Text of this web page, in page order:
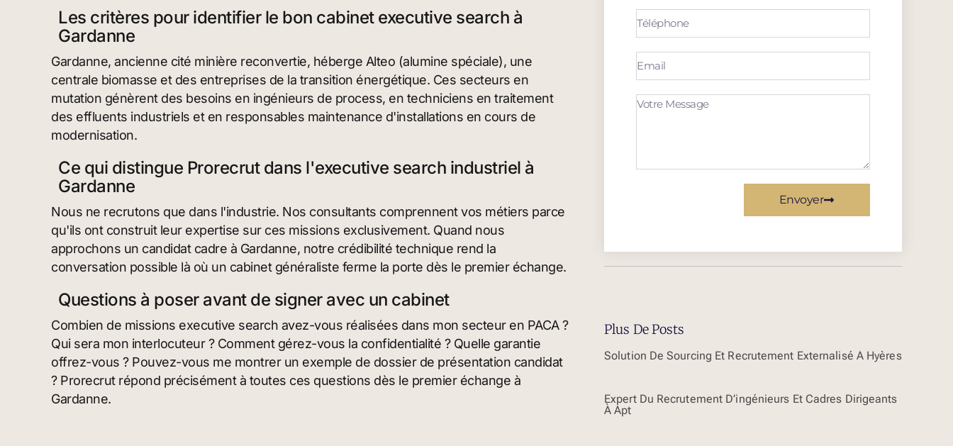
Les critères pour identifier le bon cabinet executive search à
Gardanne
Gardanne, ancienne cité minière reconvertie, héberge Alteo (alumine spéciale), une
centrale biomasse et des entreprises de la transition énergétique. Ces secteurs en
mutation génèrent des besoins en ingénieurs de process, en techniciens en traitement
des effluents industriels et en responsables maintenance d'installations en cours de
modernisation.
Ce qui distingue Prorecrut dans l'executive search industriel à
Gardanne
Nous ne recrutons que dans l'industrie. Nos consultants comprennent vos métiers parce
qu'ils ont construit leur expertise sur ces missions exclusivement. Quand nous
approchons un candidat cadre à Gardanne, notre crédibilité technique rend la
conversation possible là où un cabinet généraliste ferme la porte dès le premier échange.
Questions à poser avant de signer avec un cabinet
Combien de missions executive search avez-vous réalisées dans mon secteur en PACA ?
Qui sera mon interlocuteur ? Comment gérez-vous la confidentialité ? Quelle garantie
offrez-vous ? Pouvez-vous me montrer un exemple de dossier de présentation candidat
? Prorecrut répond précisément à toutes ces questions dès le premier échange à
Gardanne.
Envoyer
Plus De Posts
Solution De Sourcing Et Recrutement Externalisé À Hyères
Expert Du Recrutement D’ingénieurs Et Cadres Dirigeants
À Apt